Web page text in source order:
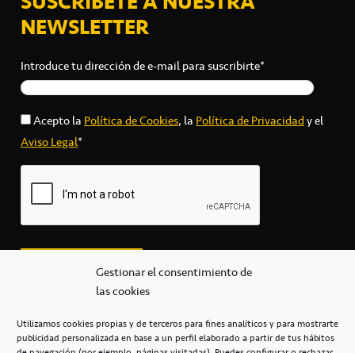
Gestionar el consentimiento de
las cookies
Utilizamos cookies propias y de terceros para fines analíticos y para mostrarte
publicidad personalizada en base a un perfil elaborado a partir de tus hábitos
NEWSLETTER
Introduce tu dirección de e-mail para suscribirte*
Acepto laPolítica de Cookies, laPolítica de Privacidady el
Aviso Legal*
secretaria@cbcanarias.es